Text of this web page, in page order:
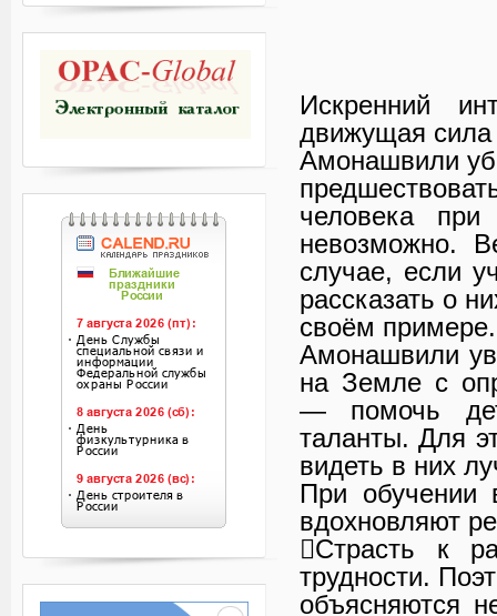
Искренний
движущая
Амонашвили
человека при
невозможно.
случае, если
рассказать о
своём
Амонашвили
на Земле с
— помочь
таланты. Для
видеть в них
При обучении
вдохновляют
Страсть к
трудности.
объясняются